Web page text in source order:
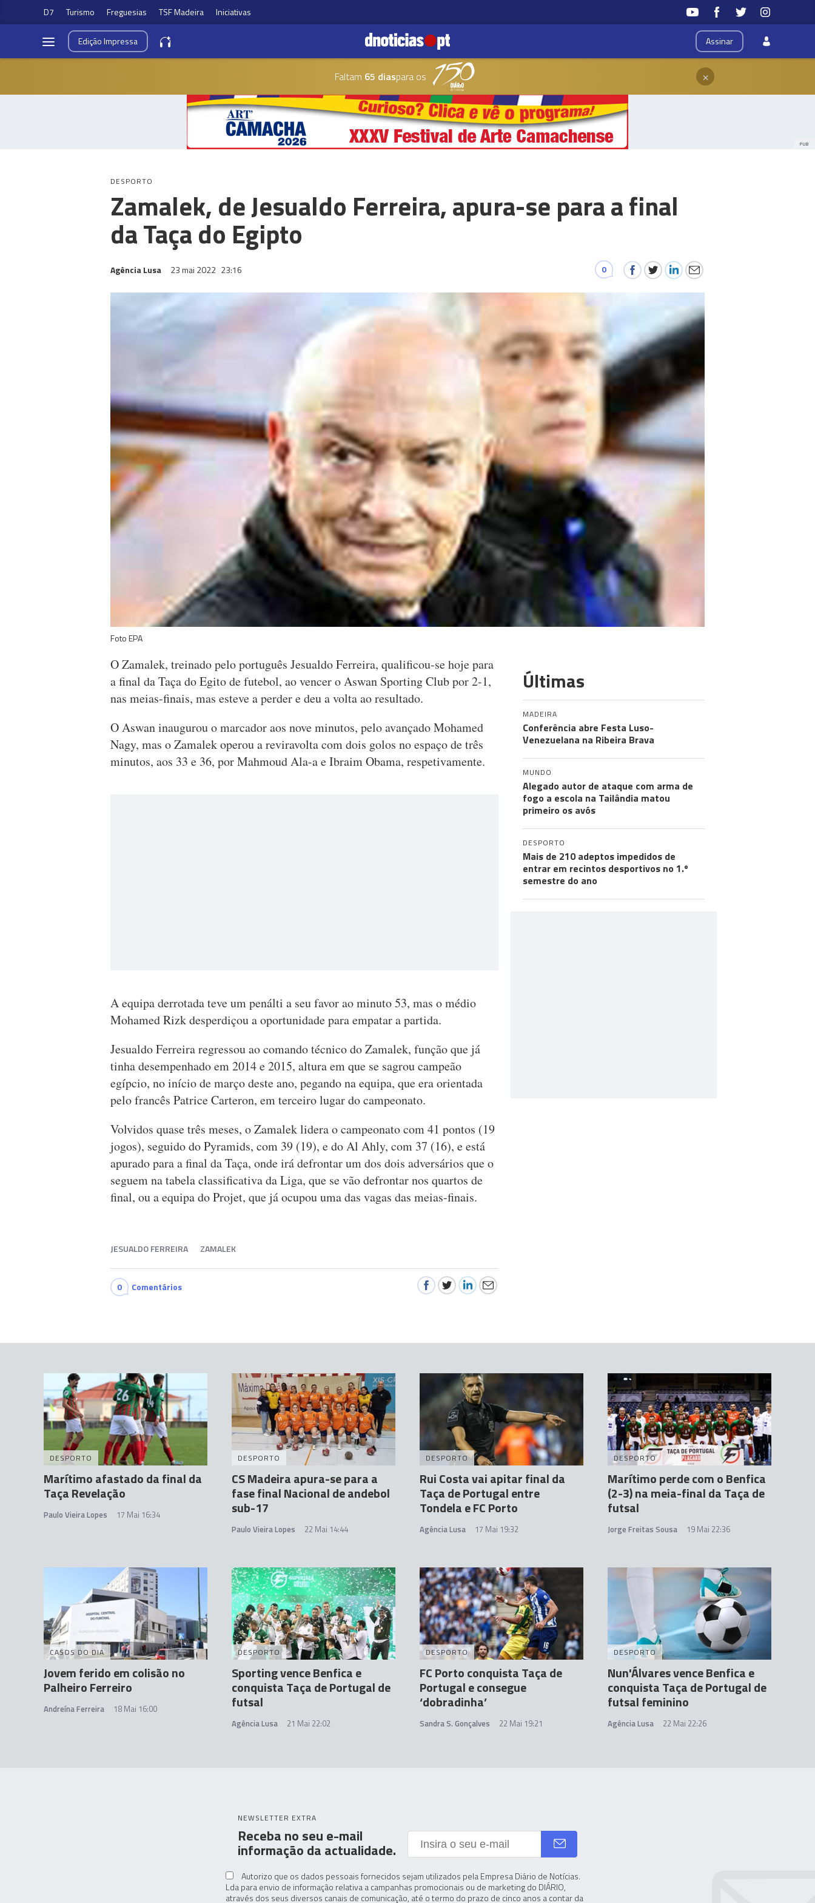
D7 Turismo Freguesias TSF Madeira Iniciativas
Assinar
EdiçãoImpressa
Faltam 65 diaspara os ×
PUB
DESPORTO
Zamalek, de Jesualdo Ferreira, apura-se para a final
da Taça do Egipto
Agência Lusa 23 mai 2022 23:16 0
Foto EPA
O Zamalek, treinado pelo português Jesualdo Ferreira, qualificou-se hoje para
a final da Taça do Egito de futebol, ao vencer o Aswan Sporting Club por 2-1,
nas meias-finais, mas esteve a perder e deu a volta ao resultado.
O Aswan inaugurou o marcador aos nove minutos, pelo avançado Mohamed
Nagy, mas o Zamalek operou a reviravolta com dois golos no espaço de três
minutos, aos 33 e 36, por Mahmoud Ala-a e Ibraim Obama, respetivamente.
A equipa derrotada teve um penálti a seu favor ao minuto 53, mas o médio
Mohamed Rizk desperdiçou a oportunidade para empatar a partida.
Jesualdo Ferreira regressou ao comando técnico do Zamalek, função que já
tinha desempenhado em 2014 e 2015, altura em que se sagrou campeão
egípcio, no início de março deste ano, pegando na equipa, que era orientada
pelo francês Patrice Carteron, em terceiro lugar do campeonato.
Volvidos quase três meses, o Zamalek lidera o campeonato com 41 pontos (19
jogos), seguido do Pyramids, com 39 (19), e do Al Ahly, com 37 (16), e está
apurado para a final da Taça, onde irá defrontar um dos dois adversários que o
seguem na tabela classificativa da Liga, que se vão defrontar nos quartos de
final, ou a equipa do Projet, que já ocupou uma das vagas das meias-finais.
JESUALDO FERREIRA ZAMALEK
0 Comentários
Últimas
MADEIRA
Conferência abre Festa Luso-
Venezuelana na Ribeira Brava
MUNDO
Alegado autor de ataque com arma de
fogo a escola na Tailândia matou
primeiro os avós
DESPORTO
Mais de 210 adeptos impedidos de
entrar em recintos desportivos no 1.º
semestre do ano
DESPORTO
Marítimo afastado da final da
Taça Revelação
Paulo Vieira Lopes 17 Mai 16:34
DESPORTO
CS Madeira apura-se para a
fase final Nacional de andebol
sub-17
Paulo Vieira Lopes 22 Mai 14:44
DESPORTO
Rui Costa vai apitar final da
Taça de Portugal entre
Tondela e FC Porto
Agência Lusa 17 Mai 19:32
DESPORTO
Marítimo perde com o Benfica
(2-3) na meia-final da Taça de
futsal
Jorge Freitas Sousa 19 Mai 22:36
CASOS DO DIA
Jovem ferido em colisão no
Palheiro Ferreiro
Andreína Ferreira 18 Mai 16:00
DESPORTO
Sporting vence Benfica e
conquista Taça de Portugal de
futsal
Agência Lusa 21 Mai 22:02
DESPORTO
FC Porto conquista Taça de
Portugal e consegue
‘dobradinha’
Sandra S. Gonçalves 22 Mai 19:21
DESPORTO
Nun'Álvares vence Benfica e
conquista Taça de Portugal de
futsal feminino
Agência Lusa 22 Mai 22:26
NEWSLETTER EXTRA
Receba no seu e-mail
informação da actualidade.
Autorizo que os dados pessoais fornecidos sejam utilizados pela Empresa Diário de Notícias.
Lda para envio de informação relativa a campanhas promocionais ou de marketing do DIÁRIO,
através dos seus diversos canais de comunicação, até o termo do prazo de cinco anos a contar da